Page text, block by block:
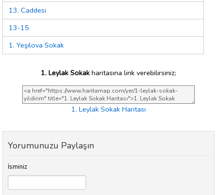
13. Caddesi
13-15
1. Yeşilova Sokak
1. Leylak Sokak haritasına link verebilirsiniz;
1. Leylak Sokak Haritası
Yorumunuzu Paylaşın
İsminiz